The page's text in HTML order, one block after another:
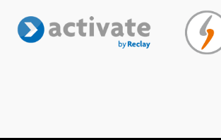
VW: WVWZZZ... Audi: WAUZZZ...)
mitzuteilen. Wir prüfen vorab, ob der
zum Fahrzeug passt.